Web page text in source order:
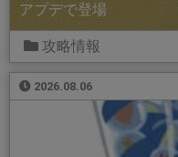
アプデで登場
攻略情報
2026.08.06